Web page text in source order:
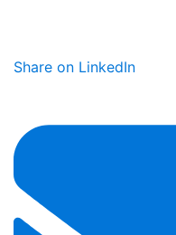
Share on LinkedIn